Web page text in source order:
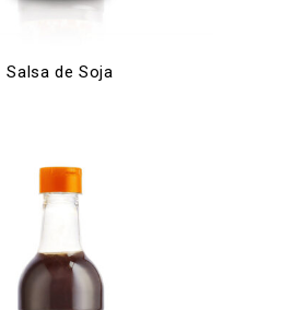
Salsa de Soja